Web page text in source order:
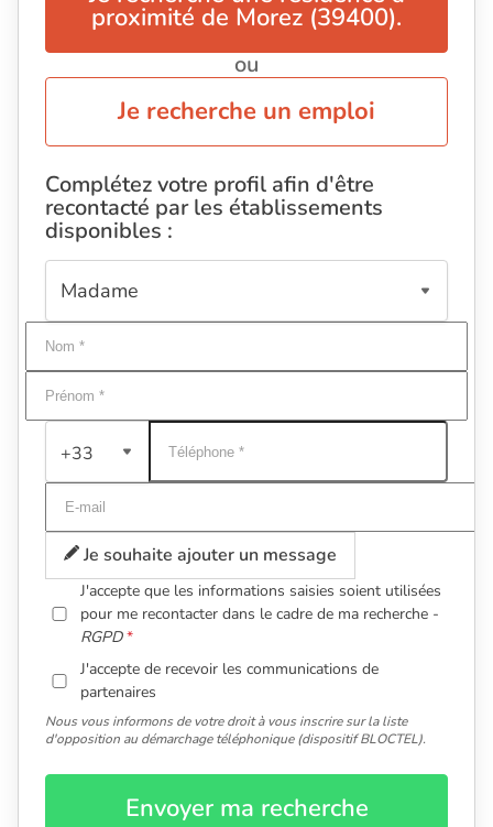
proximité de Morez (39400).
ou
Je recherche un emploi
Complétez votre profil afin d'être
recontacté par les établissements
disponibles :
+33
Je souhaite ajouter un message
J'accepte que les informations saisies soient utilisées
pour me recontacter dans le cadre de ma recherche -
RGPD
J'accepte de recevoir les communications de
partenaires
Nous vous informons de votre droit à vous inscrire sur la liste
d'opposition au démarchage téléphonique (dispositif BLOCTEL).
Envoyer ma recherche